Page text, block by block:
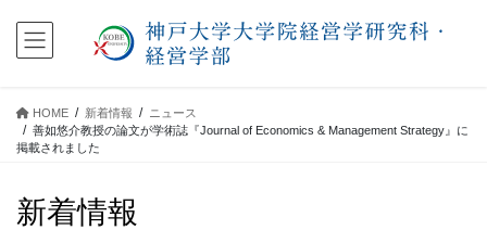
HOME 新着情報
ニュース
善如悠介教授の論文が学術誌『Journal of Economics & Management Strategy』に
掲載されました
新着情報